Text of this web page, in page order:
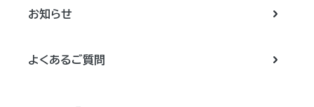
お知らせ
よくあるご質問